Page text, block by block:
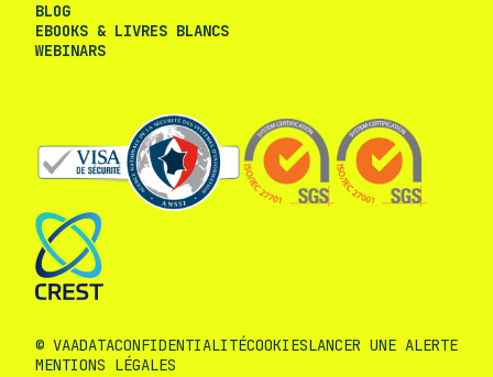
BLOG
EBOOKS & LIVRES BLANCS
WEBINARS
© VAADATACONFIDENTIALITÉCOOKIESLANCER UNE ALERTE
MENTIONS LÉGALES